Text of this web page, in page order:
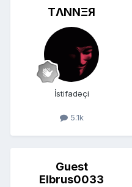
TΛNNΞЯ
İstifadəçi
5.1k
Guest
Elbrus0033